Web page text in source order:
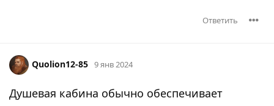
Ответить
Quolion12-85 9 янв 2024
Душевая кабина обычно обеспечивает